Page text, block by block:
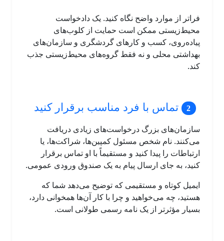
فراتر از موارد واضح نگاه کنید. یک دادخواست
محیط‌زیستی ممکن است حمایت از کلوب‌های
پیاده‌روی، کسب و کارهای گردشگری و سازمان‌های
بهداشتی محلی و نه فقط گروه‌های محیط‌زیستی جذب
کند.
تماس با فرد مناسب برقرار کنید
سازمان‌های بزرگ درخواست‌های زیادی دریافت
می‌کنند. نام شخص مسئول کمپین‌ها، شراکت‌ها، یا
ارتباطات را پیدا کنید و مستقیماً با او تماس برقرار
کنید، به جای ارسال پیام به یک صندوق ورودی عمومی.
ایمیل کوتاه و مستقیمی که توضیح می‌دهد شما که
هستید، چه می‌خواهید و چرا با کار آن‌ها همخوانی دارد،
بسیار مؤثرتر از یک نامه رسمی طولانی است.